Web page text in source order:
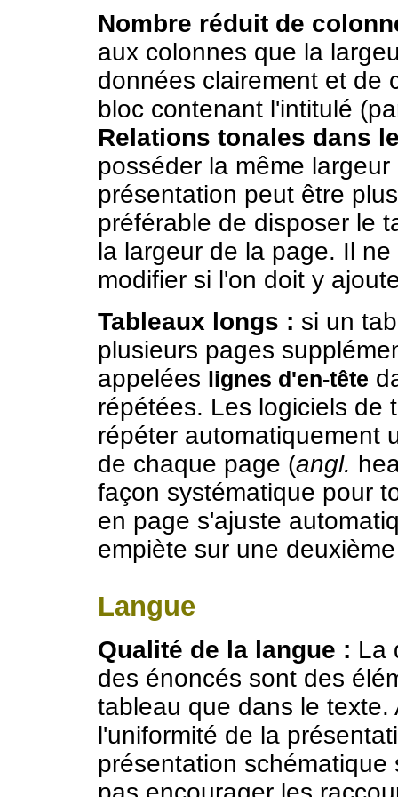
Nombre réduit de
aux colonnes que la
données clairement et de
bloc contenant l'intitulé
Relations tonales dans
posséder la même
présentation peut être
préférable de disposer le
la largeur de la page. Il
modifier si l'on doit y
Tableaux longs : si un
plusieurs pages
appelées lignes d'en-tête
répétées. Les logiciels de
répéter automatiquement
de chaque page (angl.
façon systématique pour
en page s'ajuste
empiète sur une
Langue
Qualité de la langue : La
des énoncés sont des
tableau que dans le
l'uniformité de la
présentation